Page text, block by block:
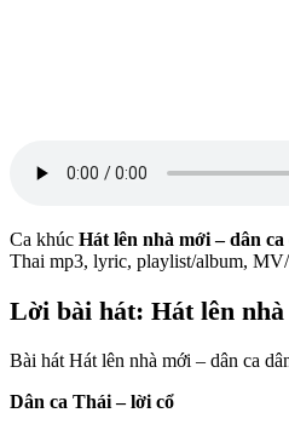
Ca khúc Hát lên nhà mới – dân
Thai mp3, lyric, playlist/album,
Lời bài hát: Hát lên
Bài hát Hát lên nhà mới – dân ca
Dân ca Thái – lời cổ